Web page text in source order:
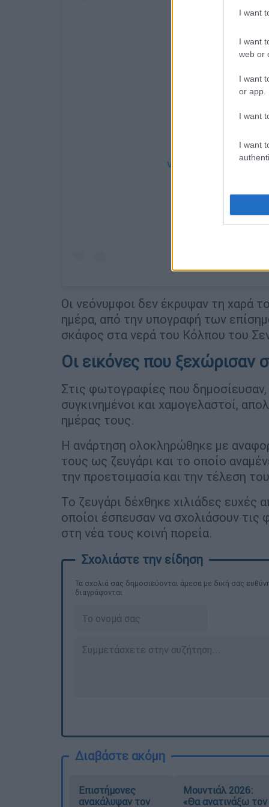
I want
I want
web or
I want
or app.
I want
I want
View this post on
Οι νεόνυμφοι δεν έκρυψαν τη χαρά
ημέρα, από την υπογραφή των
σκάφος στα νερά του Κόλπου του
Οι εικόνες που ξεχώρισαν
Στις φωτογραφίες που δημοσίευσαν,
συγκινημένοι και χαμογελαστοί,
ημέρας τους.
Η ανάρτηση ολοκληρώθηκε με
τους ως ζευγάρι και το οποίο
την προετοιμασία και την τέλεση
Το ζευγάρι δέχθηκε χιλιάδες ευχές
οποίοι έσπευσαν να σχολιάσουν τις
στη νέα τους κοινή πορεία.
Τα σχολιά σας δημοσιεύονται άμεσα με δική σας
διαγράφονται
Διαβάστε ακόμη
Επιστήμονες
ανακάλυψαν τον
Μουντιάλ 2026:
«Θα ανατινάξω τον